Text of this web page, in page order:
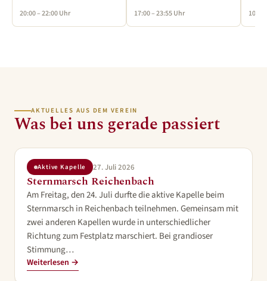
20:00 – 22:00 Uhr 17:00 – 23:55 Uhr 10:00
AKTUELLES AUS DEM VEREIN
Was bei uns gerade passiert
Aktive Kapelle 27. Juli 2026
Sternmarsch Reichenbach
Am Freitag, den 24. Juli durfte die aktive Kapelle beim
Sternmarsch in Reichenbach teilnehmen. Gemeinsam mit
zwei anderen Kapellen wurde in unterschiedlicher
Richtung zum Festplatz marschiert. Bei grandioser
Stimmung…
Weiterlesen →